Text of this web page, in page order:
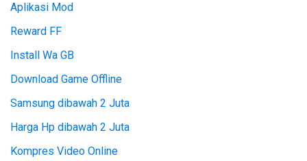
Aplikasi Mod
Reward FF
Install Wa GB
Download Game Offline
Samsung dibawah 2 Juta
Harga Hp dibawah 2 Juta
Kompres Video Online